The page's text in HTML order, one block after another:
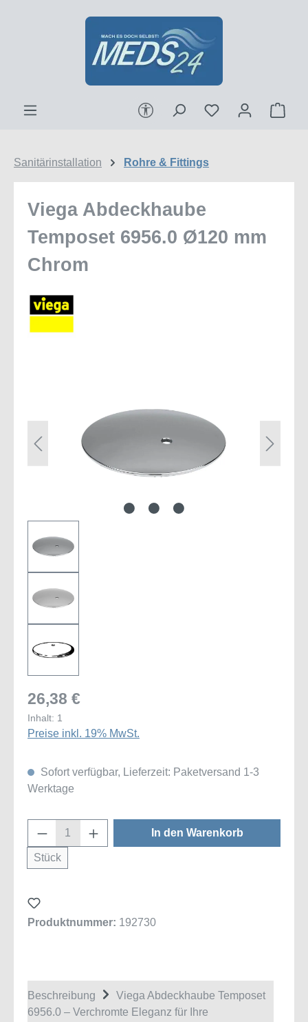
Zum Hauptinhalt springen
Werkzeugleiste anzeigen
Sanitärinstallation Rohre & Fittings
Viega Abdeckhaube
Temposet 6956.0 Ø120 mm
Chrom
26,38 €
Inhalt: 1
Preise inkl. 19% MwSt.
Sofort verfügbar, Lieferzeit: Paketversand 1-3
Werktage
Produkt Anzahl: Gib den gewünschten
Stück
In den Warenkorb
Produktnummer: 192730
Beschreibung
Viega Abdeckhaube Temposet
6956.0 – Verchromte Eleganz für Ihre